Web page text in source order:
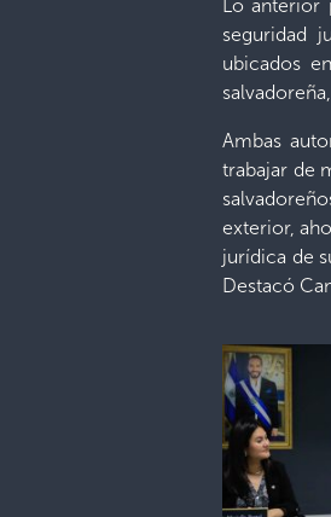
Lo anterior
seguridad
ubicados
Ambas
trabajar de
exterior,
jurídica de
Destacó